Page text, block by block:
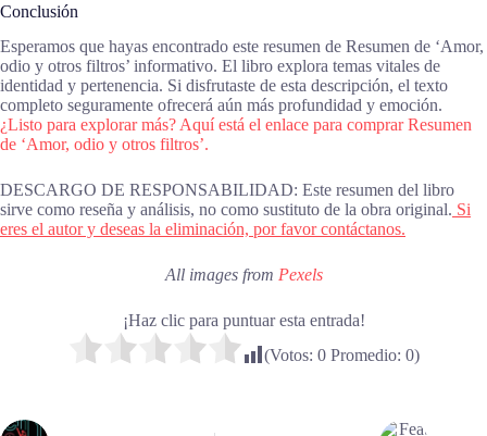
Conclusión
Esperamos que hayas encontrado este resumen de Resumen de ‘Amor,
odio y otros filtros’ informativo. El libro explora temas vitales de
identidad y pertenencia. Si disfrutaste de esta descripción, el texto
completo seguramente ofrecerá aún más profundidad y emoción.
¿Listo para explorar más? Aquí está el enlace para comprar Resumen
de ‘Amor, odio y otros filtros’.
DESCARGO DE RESPONSABILIDAD: Este resumen del libro
sirve como reseña y análisis, no como sustituto de la obra original. Si
eres el autor y deseas la eliminación, por favor contáctanos.
All images from Pexels
¡Haz clic para puntuar esta entrada!
(Votos: 0Promedio: 0)